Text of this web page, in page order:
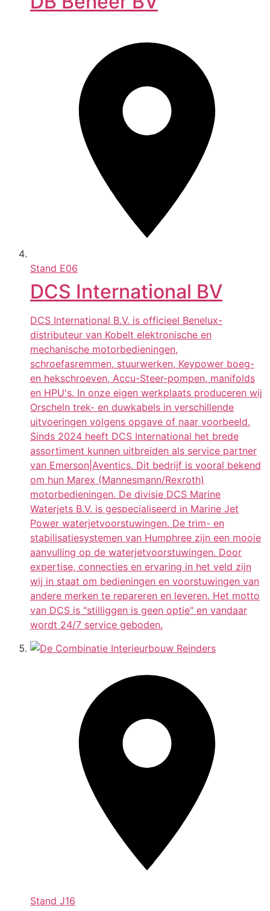
Stand E06
DCS International BV
DCS International B.V. is officieel Benelux-
distributeur van Kobelt elektronische en
mechanische motorbedieningen,
schroefasremmen, stuurwerken, Keypower boeg-
en hekschroeven, Accu-Steer-pompen, manifolds
en HPU's. In onze eigen werkplaats produceren wij
Orscheln trek- en duwkabels in verschillende
uitvoeringen volgens opgave of naar voorbeeld.
Sinds 2024 heeft DCS International het brede
assortiment kunnen uitbreiden als service partner
van Emerson|Aventics. Dit bedrijf is vooral bekend
om hun Marex (Mannesmann/Rexroth)
motorbedieningen. De divisie DCS Marine
Waterjets B.V. is gespecialiseerd in Marine Jet
Power waterjetvoorstuwingen. De trim- en
stabilisatiesystemen van Humphree zijn een mooie
aanvulling op de waterjetvoorstuwingen. Door
expertise, connecties en ervaring in het veld zijn
wij in staat om bedieningen en voorstuwingen van
andere merken te repareren en leveren. Het motto
van DCS is "stilliggen is geen optie" en vandaar
wordt 24/7 service geboden.
Stand J16